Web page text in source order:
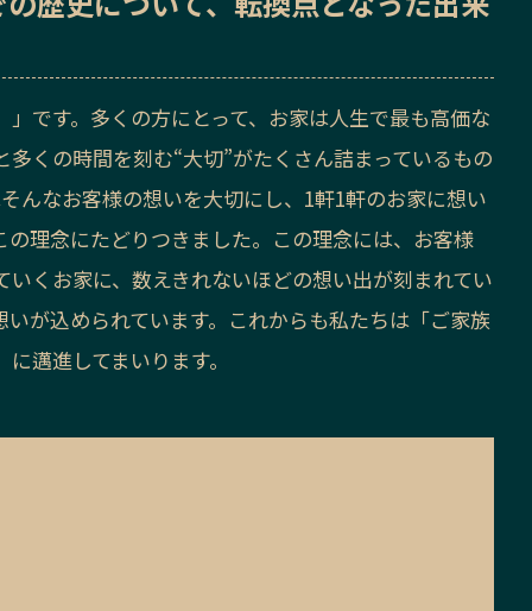
です。多くの方にとって、お家は人生で最も高価な
くの時間を刻む“大切”がたくさん詰まっているもの
んなお客様の想いを大切にし、1軒1軒のお家に想い
理念にたどりつきました。この理念には、お客様
くお家に、数えきれないほどの想い出が刻まれてい
が込められています。これからも私たちは「ご家族
邁進してまいります。